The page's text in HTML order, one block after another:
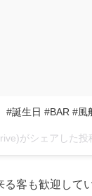
#誕生日 #BAR #風
がシェアした投
客も歓迎して